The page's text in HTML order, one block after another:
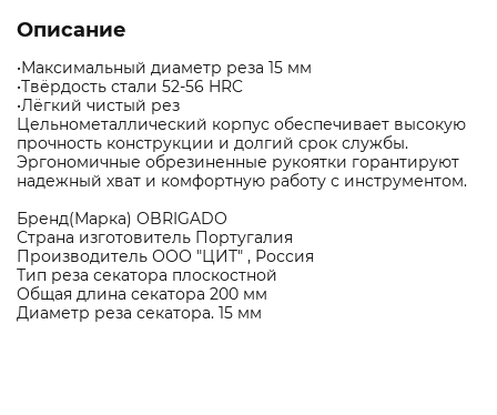
Описание
•Максимальный диаметр реза 15 мм
•Твёрдость стали 52-56 HRC
•Лёгкий чистый рез
Цельнометаллический корпус обеспечивает высокую
прочность конструкции и долгий срок службы.
Эргономичные обрезиненные рукоятки горантируют
надежный хват и комфортную работу с инструментом.
Бренд(Марка) OBRIGADO
Страна изготовитель Португалия
Производитель ООО "ЦИТ" , Россия
Тип реза секатора плоскостной
Общая длина секатора 200 мм
Диаметр реза секатора. 15 мм